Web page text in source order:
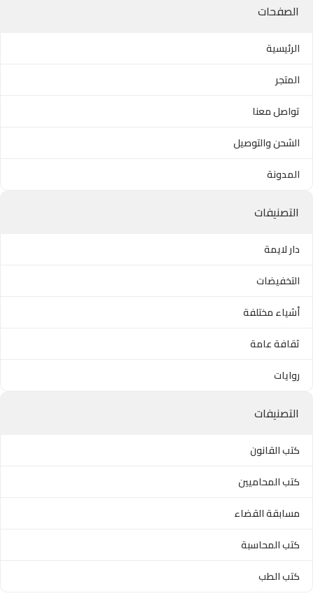
الصفحات
الرئيسية
المتجر
تواصل معنا
الشحن والتوصيل
المدونة
التصنيفات
دار لايمة
التخفيضات
أشياء مختلفة
ثقافة عامة
روايات
التصنيفات
كتب القانون
كتب المحاميين
مسابقة القضاء
كتب المحاسبة
كتب الطب